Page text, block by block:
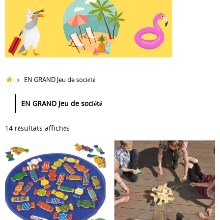
AccueilEN GRAND Jeu de société
EN GRAND Jeu de société
14 résultats affichés